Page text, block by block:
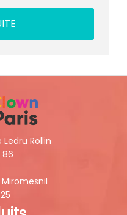
Ledru Rollin
86
Miromesnil